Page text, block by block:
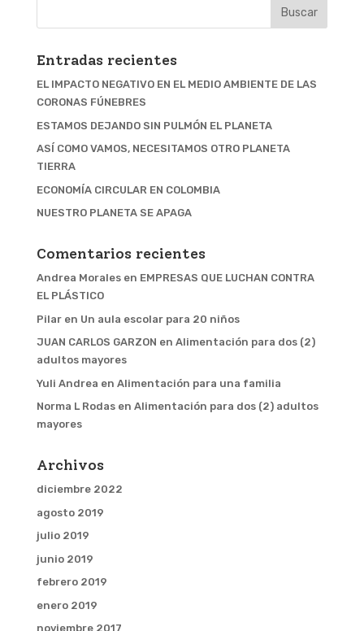
Entradas recientes
EL IMPACTO NEGATIVO EN EL MEDIO AMBIENTE DE LAS
CORONAS FÚNEBRES
ESTAMOS DEJANDO SIN PULMÓN EL PLANETA
ASÍ COMO VAMOS, NECESITAMOS OTRO PLANETA
TIERRA
ECONOMÍA CIRCULAR EN COLOMBIA
NUESTRO PLANETA SE APAGA
Comentarios recientes
Andrea Moralesen EMPRESAS QUE LUCHAN CONTRA
EL PLÁSTICO
Pilaren Un aula escolar para 20 niños
JUAN CARLOS GARZON en Alimentación para dos (2)
adultos mayores
Yuli Andrea en Alimentación para una familia
Norma L Rodasen Alimentación para dos (2) adultos
mayores
Archivos
diciembre 2022
agosto 2019
julio 2019
junio 2019
febrero 2019
enero 2019
noviembre 2017